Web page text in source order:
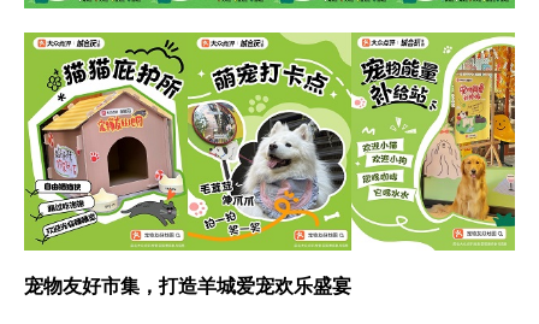
宠物友好市集，打造羊城爱宠欢乐盛宴